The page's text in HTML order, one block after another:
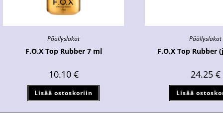
Päällyslakat
F.O.X Top Rubber 7 ml
10.10 €
Lisää ostoskoriin
Päällyslakat
F.O.X Top Rubber
24.25 €
Lisää